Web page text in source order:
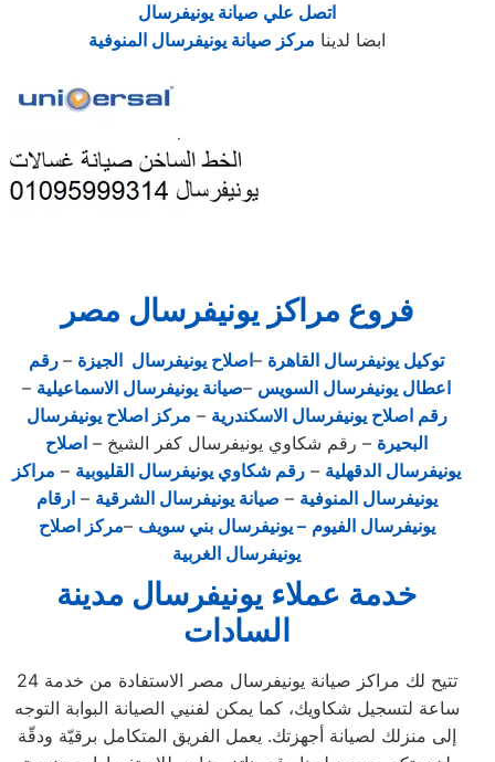
اتصل علي صيانة يونيفرسال
ابضا لدينا مركز صيانة يونيفرسال المنوفية
فروع مراكز يونيفرسال مصر
توكيل يونيفرسال القاهرة –اصلاح يونيفرسال الجيزة – رقم
اعطال يونيفرسال السويس –صيانة يونيفرسال الاسماعيلية –
رقم اصلاح يونيفرسال الاسكندرية – مركز اصلاح يونيفرسال
البحيرة – رقم شكاوي يونيفرسال كفر الشيخ – اصلاح
يونيفرسال الدقهلية – رقم شكاوي يونيفرسال القليوبية – مراكز
يونيفرسال المنوفية – صيانة يونيفرسال الشرقية –ارقام
يونيفرسال الفيوم – يونيفرسال بني سويف –مركز اصلاح
يونيفرسال الغربية
خدمة عملاء يونيفرسال مدينة
السادات
تتيح لك مراكز صيانة يونيفرسال مصر الاستفادة من خدمة 24
ساعة لتسجيل شكاويك، كما يمكن لفنيي الصيانة البوابة التوجه
إلى منزلك لصيانة أجهزتك. يعمل الفريق المتكامل برقيّة ودقّة